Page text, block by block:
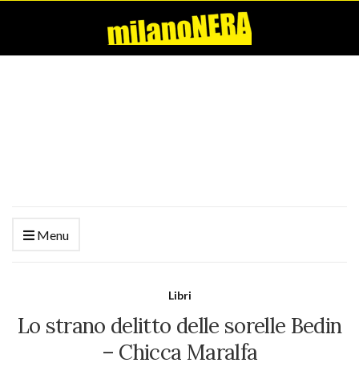
Menu
Libri
Lo strano delitto delle sorelle Bedin
– Chicca Maralfa